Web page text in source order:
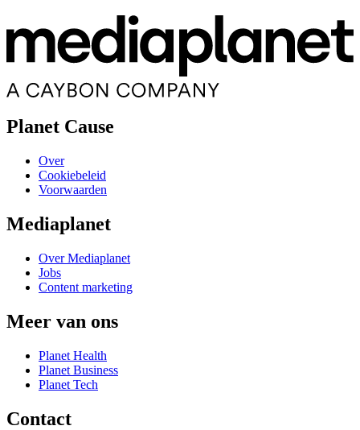
Planet Cause
Over
Cookiebeleid
Voorwaarden
Mediaplanet
Over Mediaplanet
Jobs
Content marketing
Meer van ons
Planet Health
Planet Business
Planet Tech
Contact